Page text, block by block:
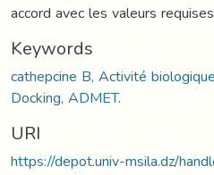
accord avec les valeurs
Keywords
cathepcine B, Activité
Docking, ADMET.
URI
https://depot.univ-msila.dz/